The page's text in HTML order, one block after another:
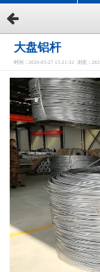
大盘铝杆
时间：2020-03-27 15:21:32 浏览：